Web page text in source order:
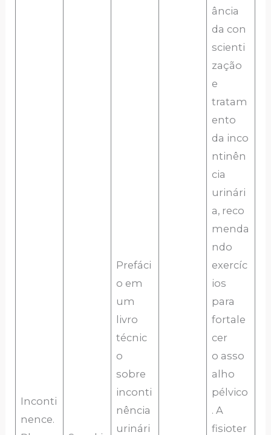
Inconti
nence.
Prefáci
o em
um
livro
técnic
o
sobre
inconti
nência
urinári
ância
da con
scienti
zação
e
tratam
ento
da inco
ntinên
cia
urinári
a, reco
menda
ndo
exercíc
ios
para
fortale
cer
o asso
alho
pélvico
. A
fisioter